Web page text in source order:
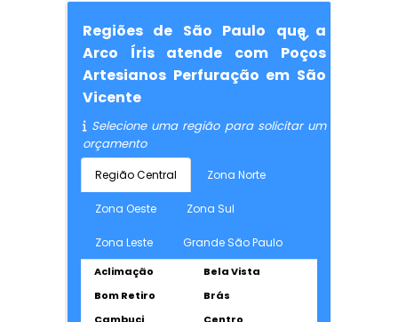
Regiões de São Paulo que a
Arco Íris atende com Poços
Artesianos Perfuração em São
Vicente
Selecione uma região para solicitar um
orçamento
Região Central Zona Norte
Zona Oeste Zona Sul
Zona Leste Grande São Paulo
Aclimação
Bela Vista
Bom Retiro
Brás